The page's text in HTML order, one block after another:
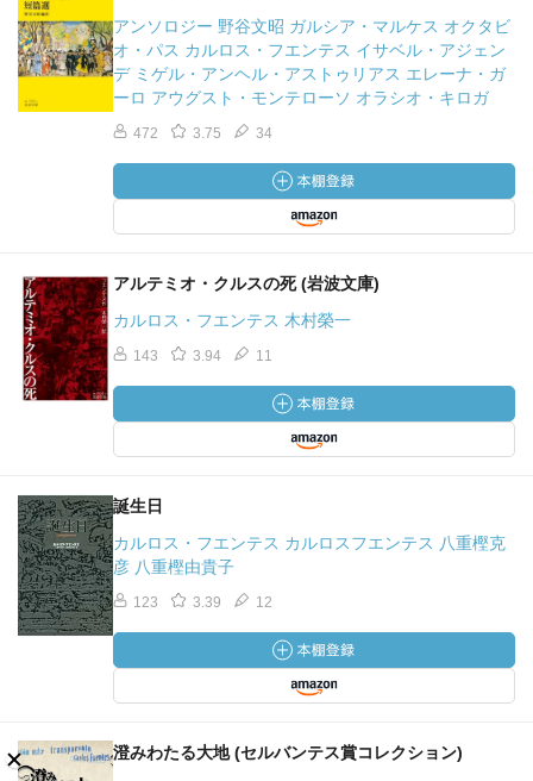
アンソロジー 野谷文昭 ガルシア・マルケス オクタビ
オ・パス カルロス・フエンテス イサベル・アジェン
デ ミゲル・アンヘル・アストゥリアス エレーナ・ガ
ーロ アウグスト・モンテローソ オラシオ・キロガ
472 3.75 34
アルテミオ・クルスの死 (岩波文庫)
カルロス・フエンテス 木村榮一
143 3.94 11
誕生日
カルロス・フエンテス カルロスフエンテス 八重樫克
彦 八重樫由貴子
123 3.39 12
澄みわたる大地 (セルバンテス賞コレクション)